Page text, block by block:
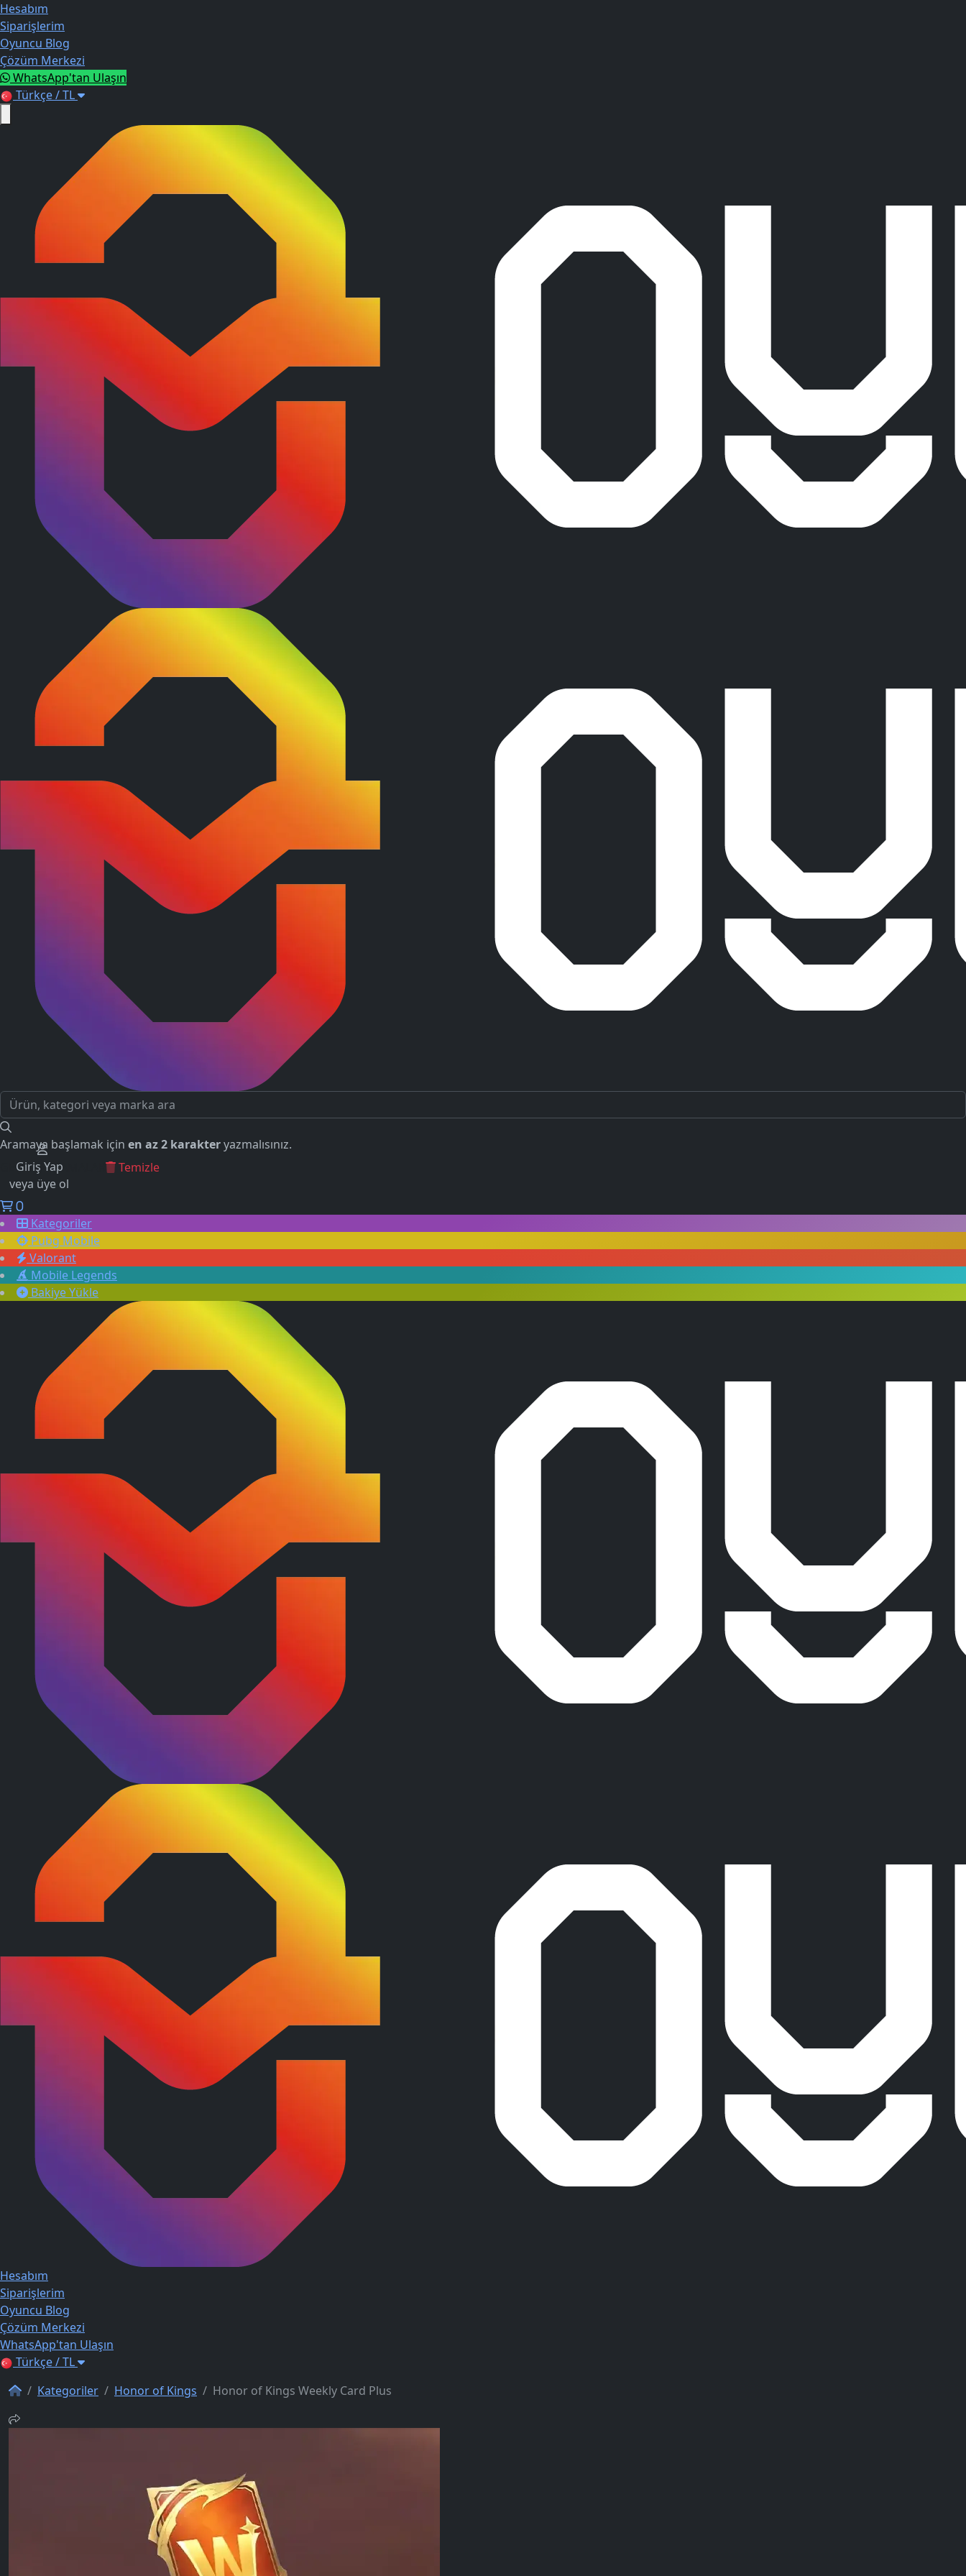
Hesabım
Siparişlerim
Oyuncu Blog
Çözüm Merkezi
WhatsApp'tan Ulaşın
Türkçe / TL
Aramaya başlamak için en az 2 karakteryazmalısınız.
GEÇMİŞ ARAMALAR
Temizle
Giriş Yap
veya üye ol
0
Kategoriler
Pubg Mobile
Valorant
Mobile Legends
Bakiye Yükle
Hesabım
Siparişlerim
Oyuncu Blog
Çözüm Merkezi
WhatsApp'tan Ulaşın
Türkçe / TL
Kategoriler
Honor of Kings Honor of Kings Weekly Card Plus